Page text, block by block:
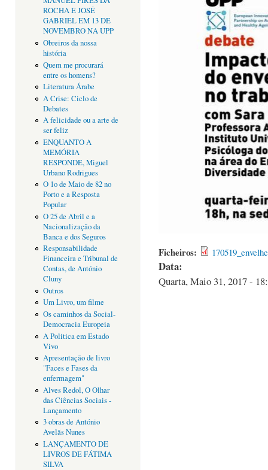
ROCHA E JOSÉ
GABRIEL EM 13 DE
NOVEMBRO NA UPP
Obreiros da nossa
história
Quem me procurará
entre os homens?
Literatura Árabe
A Crise: Ciclo de
Debates
A felicidade ou a arte de
ser feliz
ENQUANTO A
MEMÓRIA
RESPONDE, Miguel
Urbano Rodrigues
O 1o de Maio de 82 no
Porto e a Resposta
Popular
O 25 de Abril e a
Nacionalização da
Banca e dos Seguros
Responsabilidade
Financeira e Tribunal de
Contas, de António
Cluny
Outros
Um Livro, um filme
Os caminhos da Social-
Democracia Europeia
A Politica em Estado
Vivo
Apresentação de livro
"Faces e Fases da
enfermagem"
Alves Redol, O Olhar
das Ciências Sociais -
Lançamento
3 obras de António
Avelãs Nunes
LANÇAMENTO DE
LIVROS DE FÁTIMA
SILVA
Ficheiros:
Data:
Quarta, Maio 31, 2017 -